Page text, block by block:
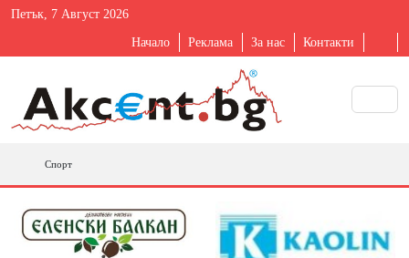
Петък, 7 Август 2026
Начало Реклама За нас Контакти
Спорт